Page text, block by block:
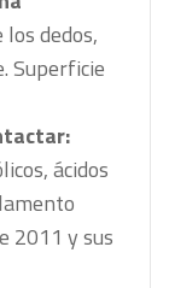
dedos,
Superficie
ácidos
2011 y sus